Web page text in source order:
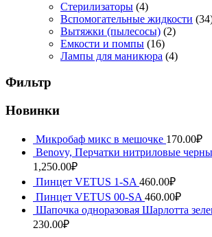
Стерилизаторы (4)
Вспомогательные жидкости
Вытяжки (пылесосы) (2)
Емкости и помпы (16)
Лампы для маникюра (4)
Фильтр
Новинки
Микробаф микс в мешочке 170.00₽
Benovy, Перчатки нитриловые
1,250.00₽
Пинцет VETUS 1-SA 460.00₽
Пинцет VETUS 00-SA 460.00₽
Шапочка одноразовая Шарлотта
230.00₽